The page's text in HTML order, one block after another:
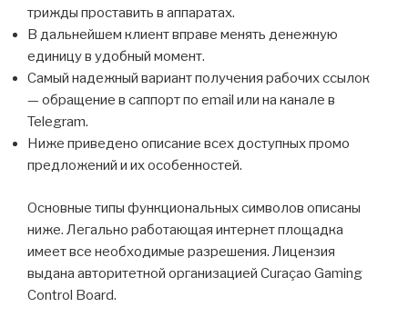
трижды проставить в аппаратах.
В дальнейшем клиент вправе менять денежную
единицу в удобный момент.
Самый надежный вариант получения рабочих ссылок
— обращение в саппорт по email или на канале в
Telegram.
Ниже приведено описание всех доступных промо
предложений и их особенностей.
Основные типы функциональных символов описаны
ниже. Легально работающая интернет площадка
имеет все необходимые разрешения. Лицензия
выдана авторитетной организацией Curaçao Gaming
Control Board.